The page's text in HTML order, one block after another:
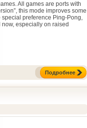
All games are ports with
this mode improves some
preference Ping-Pong,
especially on raised
Подробнее